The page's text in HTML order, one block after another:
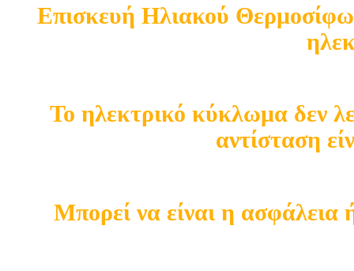
Επισκευή Ηλιακού
Το ηλεκτρικό κύκλωμα δεν
αντίσταση
Μπορεί να είναι η ασφάλεια